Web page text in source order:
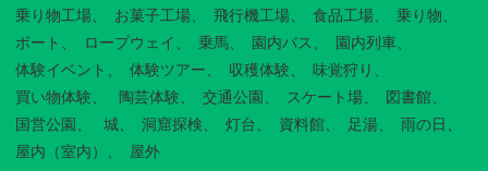
乗り物工場
お菓子工場 飛行機工場 食品工場
乗り物
ボート
ロープウェイ 乗馬 園内バス
園内列車
体験イベント
体験ツアー 収穫体験
味覚狩り
買い物体験
陶芸体験 交通公園 スケート場
図書館
国営公園
城 洞窟探検 灯台 資料館 足湯
雨の日
屋内（室内）
屋外